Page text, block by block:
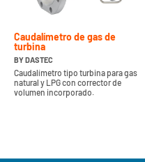
Caudalímetro de gas de
turbina
BY DASTEC
Caudalímetro tipo turbina para gas
natural y LPG con corrector de
volumen incorporado.